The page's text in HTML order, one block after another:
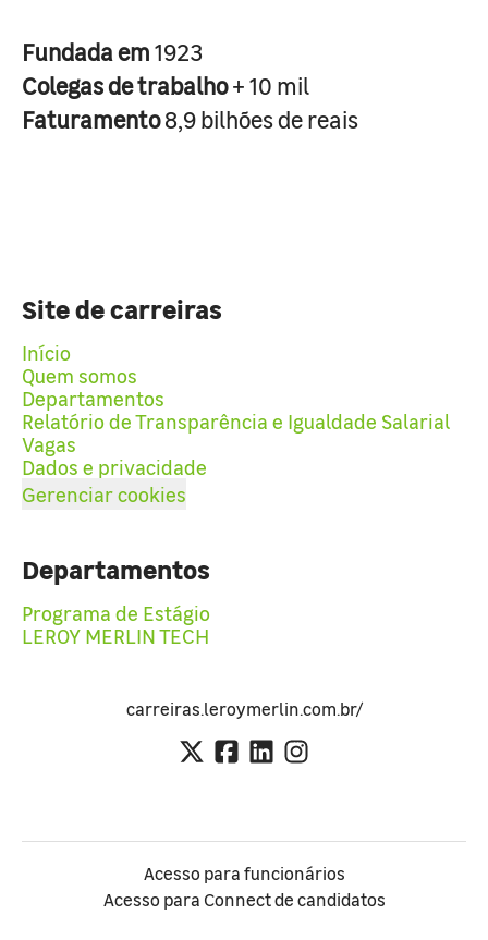
Fundada em1923
Colegas de trabalho+ 10 mil
Faturamento8,9 bilhões de reais
Site de carreiras
Início
Quem somos
Departamentos
Relatório de Transparência e Igualdade Salarial
Vagas
Dados e privacidade
Gerenciar cookies
Departamentos
Programa de Estágio
LEROY MERLIN TECH
carreiras.leroymerlin.com.br/
Acesso para funcionários
Acesso para Connect de candidatos